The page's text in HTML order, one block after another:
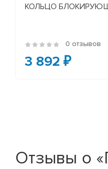
КОЛЬЦО
0 отзывов
3 892 ₽
Отзывы о